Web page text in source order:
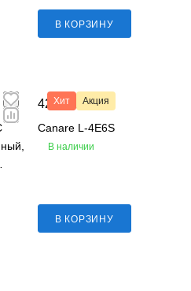
В КОРЗИНУ
Хит Акция
427 ₽/
Canare L-4E6S
В наличии
В КОРЗИНУ